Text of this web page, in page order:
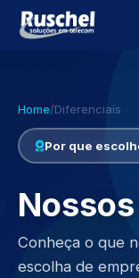
Home/Diferenciais
Por que
Conheça o que
escolha de